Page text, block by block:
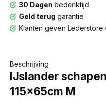
30 Dagen bedenktijd
Geld terug garantie
Klanten geven Lederstore
Beschrijving
IJslander
115x65cm M